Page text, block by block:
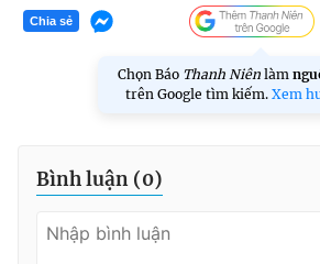
Chia sẻ
Chọn Báo Thanh Niên làm
trên Google tìm kiếm. Xem
Bình luận (0)